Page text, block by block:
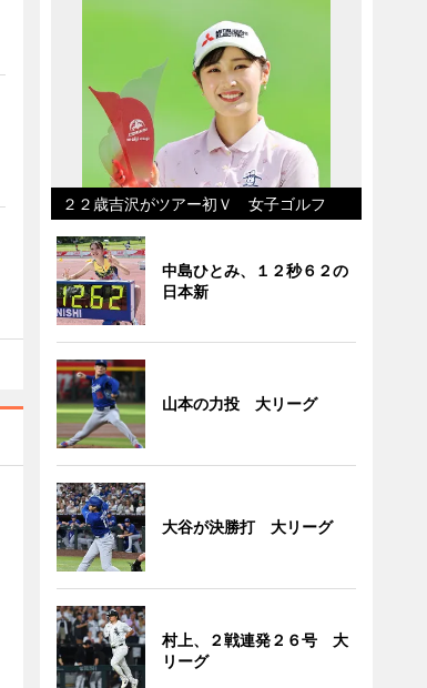
２２歳吉沢がツアー初Ｖ 女子ゴルフ
中島ひとみ、１２秒６２の
日本新
山本の力投 大リーグ
大谷が決勝打 大リーグ
村上、２戦連発２６号 大
リーグ